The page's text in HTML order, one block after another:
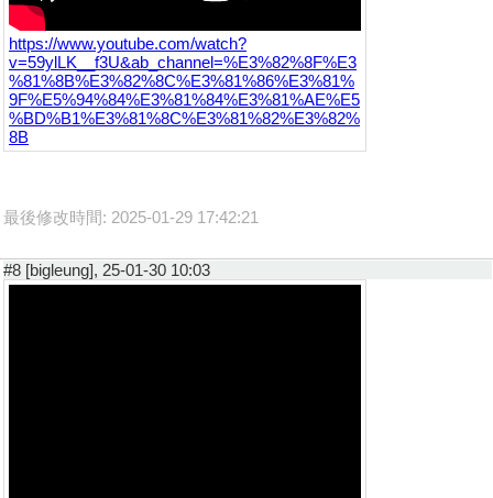
https://www.youtube.com/watch?
v=59ylLK__f3U&ab_channel=%E3%82%8F%E3
%81%8B%E3%82%8C%E3%81%86%E3%81%
9F%E5%94%84%E3%81%84%E3%81%AE%E5
%BD%B1%E3%81%8C%E3%81%82%E3%82%
8B
最後修改時間: 2025-01-29 17:42:21
#8 [bigleung], 25-01-30 10:03